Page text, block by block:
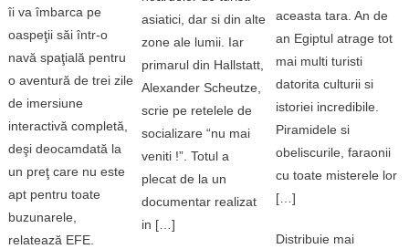
îi va îmbarca pe
oaspeţii săi într-o
navă spaţială pentru
o aventură de trei zile
de imersiune
interactivă completă,
deşi deocamdată la
un preţ care nu este
apt pentru toate
buzunarele,
relatează EFE.
asiatici, dar si din alte
zone ale lumii. Iar
primarul din Hallstatt,
Alexander Scheutze,
scrie pe retelele de
socializare “nu mai
veniti !”. Totul a
plecat de la un
documentar realizat
in […]
aceasta tara. An de
an Egiptul atrage tot
mai multi turisti
datorita culturii si
istoriei incredibile.
Piramidele si
obeliscurile, faraonii
cu toate misterele lor
[…]
Distribuie mai